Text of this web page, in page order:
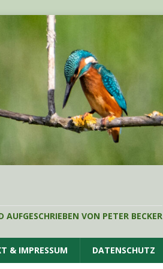
VON PETER BECKER
& IMPRESSUM DATENSCHUTZ